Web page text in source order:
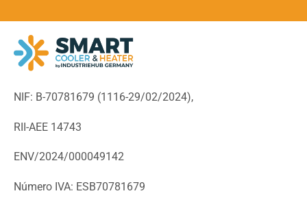
NIF: B-70781679 (1116-29/02/2024),
RII-AEE 14743
ENV/2024/000049142
Número IVA: ESB70781679